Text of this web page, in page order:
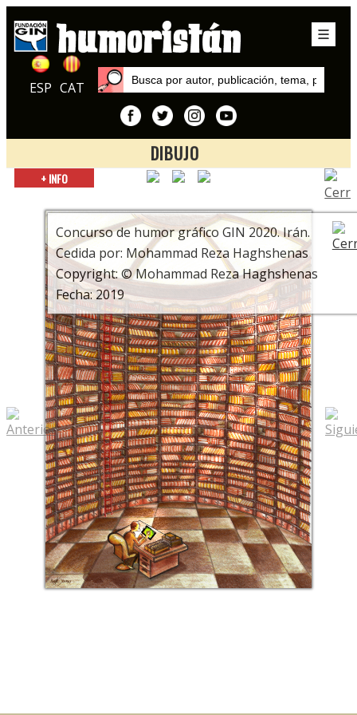
ESP CAT
DIBUJO
Inicio
9º Concurso de Humor Gráfico Gin. Todo se complica en el
planeta Tierra.
+ INFO
Concurso de humor gráfico GIN 2020. Irán.
Cedida por: Mohammad Reza Haghshenas
Copyright: © Mohammad Reza Haghshenas
Fecha: 2019